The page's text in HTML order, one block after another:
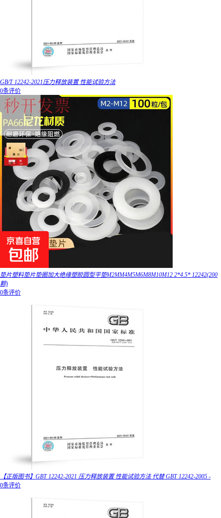
GB/T 12242-2021压力释放装置 性能试验方法
0条评价
垫片塑料垫片垫圈加大绝缘塑胶圆型平垫M2MM4M5M6M8M10M12 2*4.5* 12242(200
颗)
0条评价
【正版图书】GBT 12242-2021 压力释放装置 性能试验方法 代替 GBT 12242-2005 -
0条评价